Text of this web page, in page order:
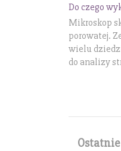
Do czego
Mikroskop
porowatej.
wielu
do analizy